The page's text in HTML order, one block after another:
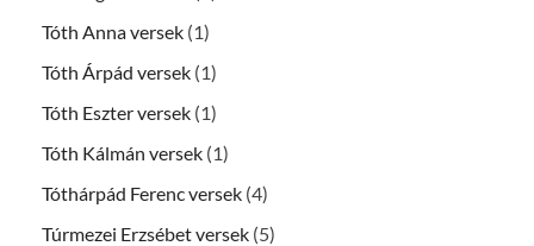
Tóth Anna versek (1)
Tóth Árpád versek (1)
Tóth Eszter versek (1)
Tóth Kálmán versek (1)
Tóthárpád Ferenc versek (4)
Túrmezei Erzsébet versek (5)